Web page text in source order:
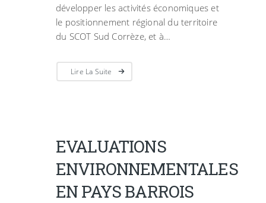
développer les activités économiques et
le positionnement régional du territoire
du SCOT Sud Corrèze, et à…
Lire La Suite
EVALUATIONS
ENVIRONNEMENTALES
EN PAYS BARROIS